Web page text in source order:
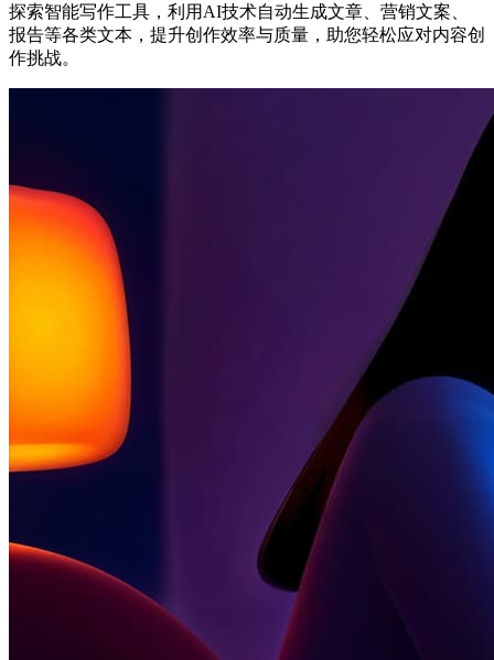
探索智能写作工具，利用AI技术自动生成文章、营销文案、
报告等各类文本，提升创作效率与质量，助您轻松应对内容创
作挑战。